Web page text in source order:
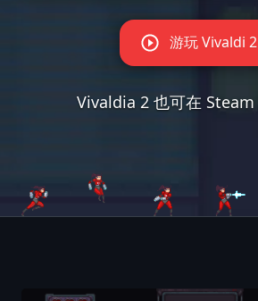
游玩 Vivaldi 2
Vivaldia 2 也可在 Steam